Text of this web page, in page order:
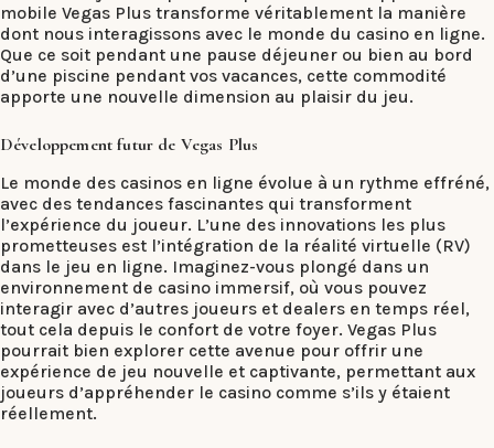
mobile Vegas Plus transforme véritablement la manière
dont nous interagissons avec le monde du casino en ligne.
Que ce soit pendant une pause déjeuner ou bien au bord
d’une piscine pendant vos vacances, cette commodité
apporte une nouvelle dimension au plaisir du jeu.
Développement futur de Vegas Plus
Le monde des casinos en ligne évolue à un rythme effréné,
avec des tendances fascinantes qui transforment
l’expérience du joueur. L’une des innovations les plus
prometteuses est l’intégration de la réalité virtuelle (RV)
dans le jeu en ligne. Imaginez-vous plongé dans un
environnement de casino immersif, où vous pouvez
interagir avec d’autres joueurs et dealers en temps réel,
tout cela depuis le confort de votre foyer. Vegas Plus
pourrait bien explorer cette avenue pour offrir une
expérience de jeu nouvelle et captivante, permettant aux
joueurs d’appréhender le casino comme s’ils y étaient
réellement.